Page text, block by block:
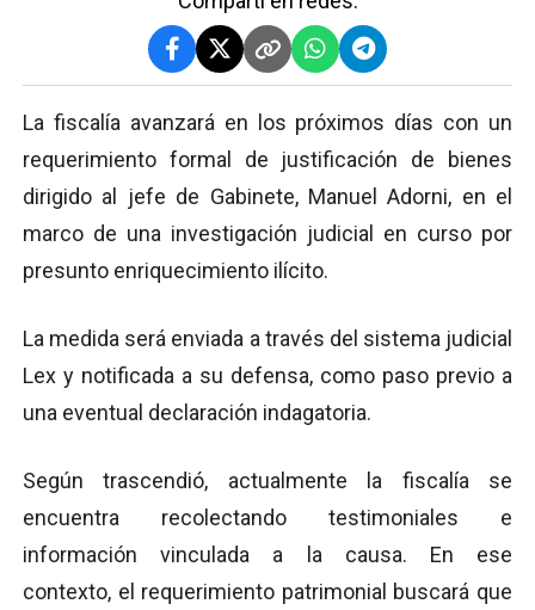
La fiscalía avanzará en los próximos días con un
requerimiento formal de justificación de bienes
dirigido al jefe de Gabinete, Manuel Adorni, en el
marco de una investigación judicial en curso por
presunto enriquecimiento ilícito.
La medida será enviada a través del sistema judicial
Lex y notificada a su defensa, como paso previo a
una eventual declaración indagatoria.
Según trascendió, actualmente la fiscalía se
encuentra recolectando testimoniales e
información vinculada a la causa. En ese
contexto, el requerimiento patrimonial buscará que